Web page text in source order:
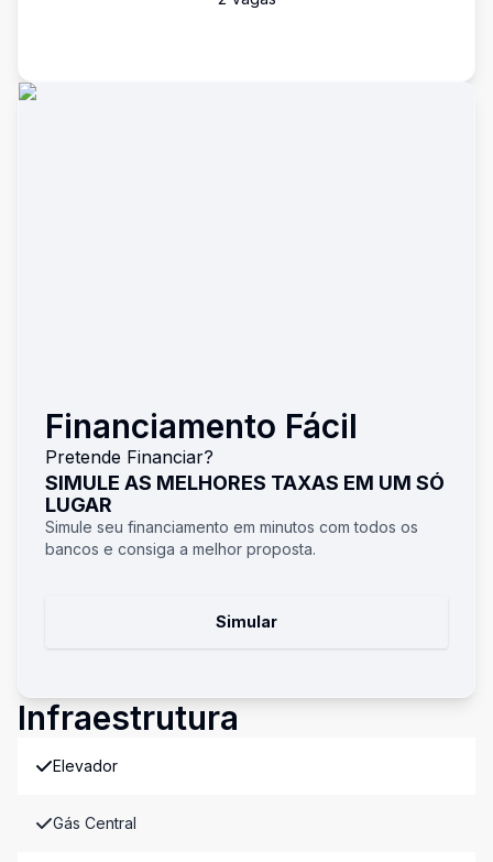
Financiamento Fácil
Pretende Financiar?
SIMULE AS MELHORES TAXAS EM UM SÓ
LUGAR
Simule seu financiamento em minutos com todos os
bancos e consiga a melhor proposta.
Simular
Infraestrutura
Elevador
Gás Central